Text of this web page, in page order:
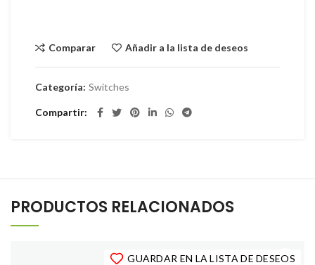
Comparar Añadir a la lista de deseos
Categoría: Switches
Compartir
PRODUCTOS RELACIONADOS
GUARDAR EN LA LISTA DE DESEOS